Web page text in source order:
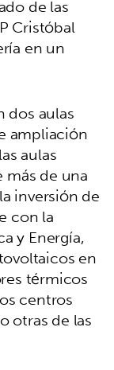
de las
Cristóbal
en un
dos aulas
ampliación
aulas
de una
inversión de
con la
y Energía,
en
térmicos
centros
otras de las